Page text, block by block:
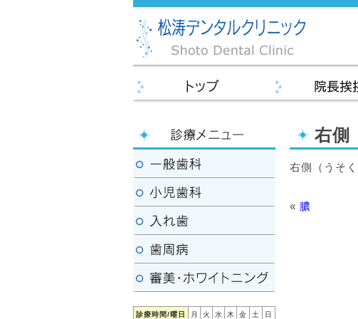
診療時間/曜日 月 火 水 木 金 土 日
右側
右側（うそ
« 膿